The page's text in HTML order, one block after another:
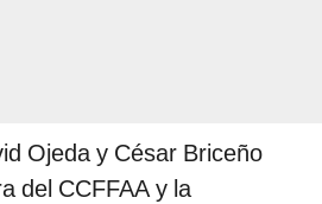
Ojeda y César Briceño
del CCFFAA y la